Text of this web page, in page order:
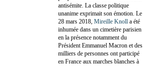
antisémite. La classe politique
unanime exprimait son émotion. Le
28 mars 2018, Mireille Knoll a été
inhumée dans un cimetière parisien
en la présence notamment du
Président Emmanuel Macron et des
milliers de personnes ont participé
en France aux marches blanches à